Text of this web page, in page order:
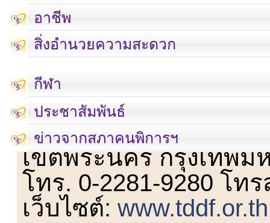
อาชีพ
สิ่งอำนวยความสะดวก
กีฬา
ประชาสัมพันธ์
ข่าวจากสภาคนพิการฯ
เลขที่ 23 ชั้น 2 ถนนวิ
เขตพระนคร กรุงเทพม
โทร. 0-2281-9280 โท
เว็บไซต์:www.tddf.or.th